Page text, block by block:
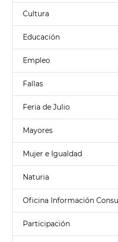
Cultura
Educación
Empleo
Fallas
Feria de Julio
Mayores
Mujer e Igualdad
Naturia
Oficina Información
Participación